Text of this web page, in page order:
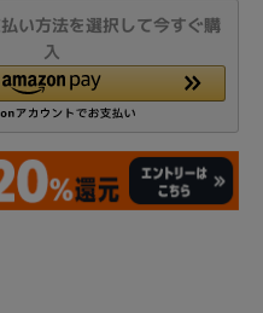
い方法を選択して今すぐ購
入